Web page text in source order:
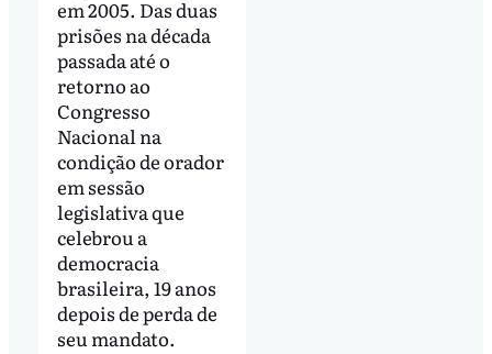
em 2005. Das duas
prisões na década
passada até o
retorno ao
Congresso
Nacional na
condição de orador
em sessão
legislativa que
celebrou a
democracia
brasileira, 19 anos
depois de perda de
seu mandato.